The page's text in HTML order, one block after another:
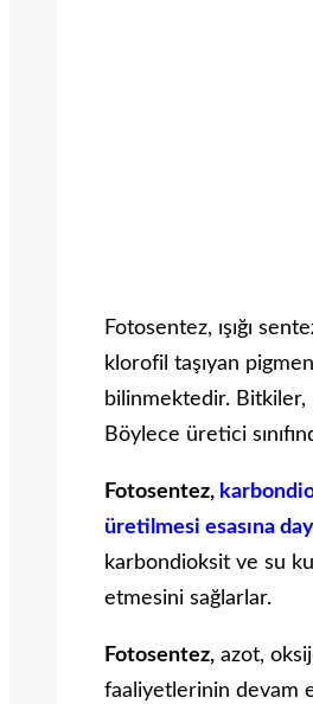
Fotosentez, ışığı
klorofil taşıyan
bilinmektedir.
Böylece üretici
Fotosentez,
üretilmesi esasına
karbondioksit ve su
etmesini sağlarlar.
Fotosentez, azot,
faaliyetlerinin devam